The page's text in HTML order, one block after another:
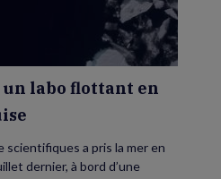
la
labo flottant en
scientifiques a pris la mer en
dernier, à bord d’une